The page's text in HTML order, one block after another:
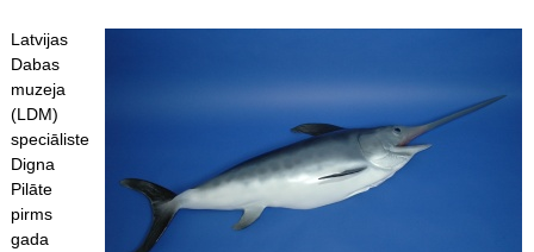
Latvijas
Dabas
muzeja
(LDM)
speciāliste
Digna
Pilāte
pirms
gada